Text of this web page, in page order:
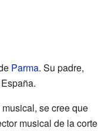
Parma. Su padre,
se cree que
musical de la corte